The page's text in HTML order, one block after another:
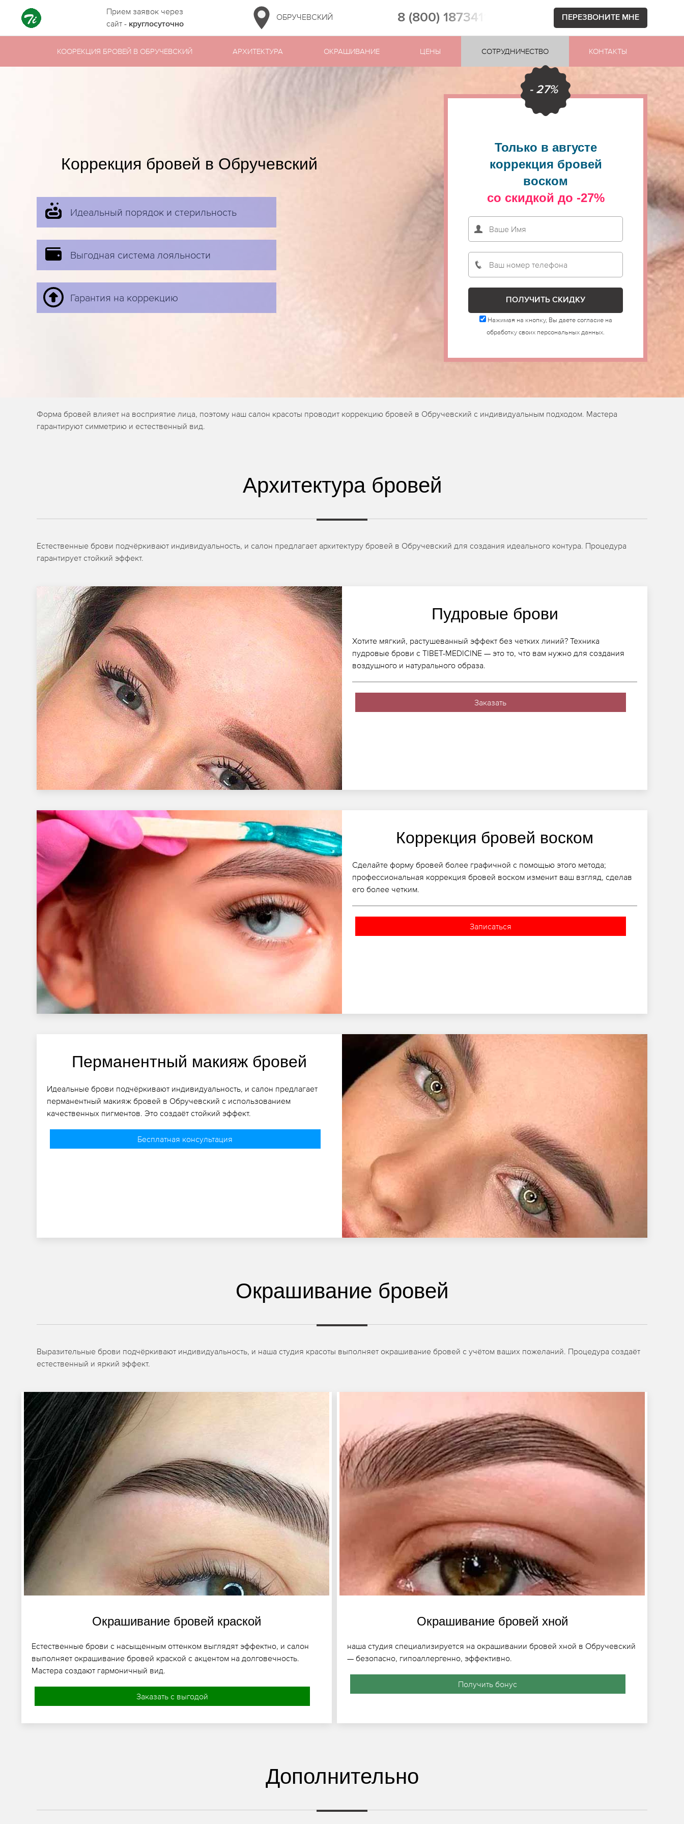
Прием заявок через
сайт - круглосуточно
ОБРУЧЕВСКИЙ 8 (800) 1873411 ПЕРЕЗВОНИТЕ МНЕ
КООРЕКЦИЯ БРОВЕЙ В ОБРУЧЕВСКИЙ АРХИТЕКТУРА ОКРАШИВАНИЕ ЦЕНЫ СОТРУДНИЧЕСТВО КОНТАКТЫ
Коррекция бровей в Обручевский
Идеальный порядок и стерильность
Выгодная система лояльности
Гарантия на коррекцию
- 27%
Только в августе
коррекция бровей
воском
со скидкой до -27%
Нажимая на кнопку, Вы даете согласие на
обработку своих персональных данных.
Форма бровей влияет на восприятие лица, поэтому наш салон красоты проводит коррекцию бровей в Обручевский с индивидуальным подходом. Мастера
гарантируют симметрию и естественный вид.
Архитектура бровей
Естественные брови подчёркивают индивидуальность, и салон предлагает архитектуру бровей в Обручевский для создания идеального контура. Процедура
гарантирует стойкий эффект.
Пудровые брови
Хотите мягкий, растушеванный эффект без четких линий? Техника
пудровые брови с TIBET-MEDICINE — это то, что вам нужно для создания
воздушного и натурального образа.
Заказать
Коррекция бровей воском
Сделайте форму бровей более графичной с помощью этого метода;
профессиональная коррекция бровей воском изменит ваш взгляд, сделав
его более четким.
Записаться
Перманентный макияж бровей
Идеальные брови подчёркивают индивидуальность, и салон предлагает
перманентный макияж бровей в Обручевский с использованием
качественных пигментов. Это создаёт стойкий эффект.
Бесплатная консультация
Окрашивание бровей
Выразительные брови подчёркивают индивидуальность, и наша студия красоты выполняет окрашивание бровей с учётом ваших пожеланий. Процедура создаёт
естественный и яркий эффект.
Окрашивание бровей краской
Естественные брови с насыщенным оттенком выглядят эффектно, и салон
выполняет окрашивание бровей краской с акцентом на долговечность.
Мастера создают гармоничный вид.
Заказать с выгодой
Окрашивание бровей хной
наша студия специализируется на окрашивании бровей хной в Обручевский
— безопасно, гипоаллергенно, эффективно.
Получить бонус
Дополнительно